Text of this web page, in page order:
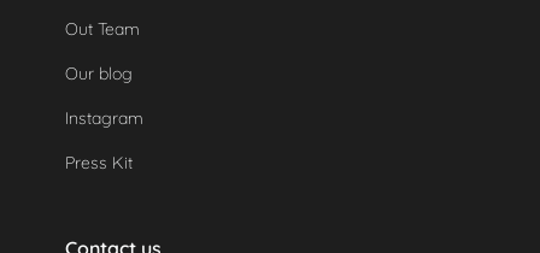
Out Team
Our blog
Instagram
Press Kit
Contact us